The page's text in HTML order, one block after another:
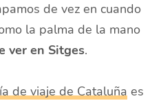
de vez en cuando
la palma de la mano
ver en Sitges.
de viaje de Cataluña es